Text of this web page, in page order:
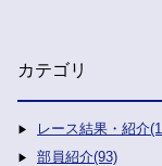
カテゴリ
レース結果・紹介
部員紹介(93)